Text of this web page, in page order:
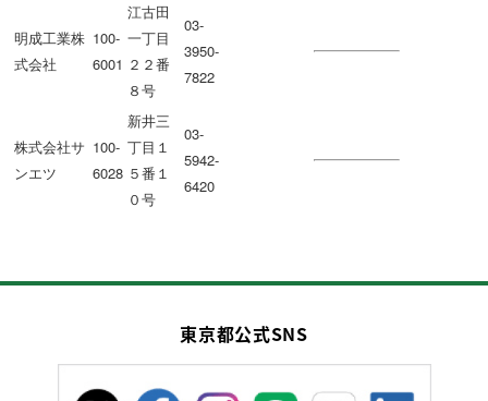
明成工業株
式会社
100-
6001
江古田
一丁目
２２番
８号
03-
3950-
7822
株式会社サ
ンエツ
100-
6028
新井三
丁目１
５番１
０号
03-
5942-
6420
東京都公式SNS